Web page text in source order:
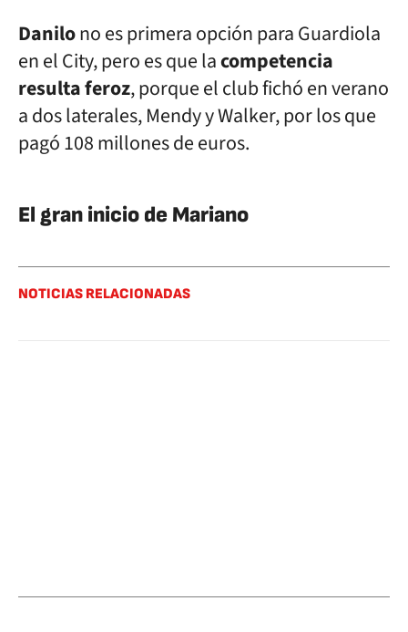
Danilono es primera opción para Guardiola
en el City, pero es que lacompetencia
resulta feroz, porque el club fichó en verano
a dos laterales, Mendy y Walker, por los que
pagó 108 millones de euros.
El gran inicio de Mariano
NOTICIAS RELACIONADAS